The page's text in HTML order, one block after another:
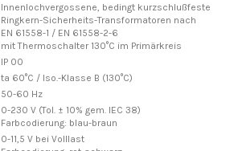
Innenlochvergossene, bedingt kurzschlußfeste
Ringkern-Sicherheits-Transformatoren nach
EN 61558-1 / EN 61558-2-6
mit Thermoschalter 130°C im Primärkreis
IP 00
ta 60°C / Iso.-Klasse B (130°C)
50-60 Hz
0-230 V (Tol. ± 10% gem. IEC 38)
Farbcodierung: blau-braun
0-11,5 V bei Volllast